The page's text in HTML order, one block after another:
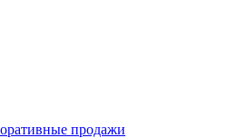
продажи